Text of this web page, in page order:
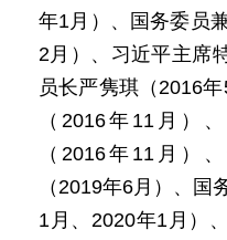
年1月）、国务委员
2月）、习近平主席
员长严隽琪（2016
（2016年11月）
（2016年11月）
（2019年6月）、国
1月、2020年1月）